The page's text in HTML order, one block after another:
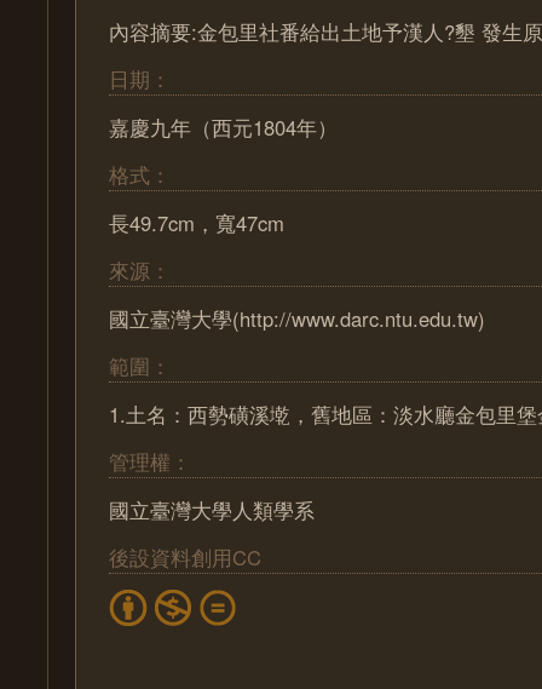
內容摘要:金包里社番給出土地予漢人?墾 發生
日期：
嘉慶九年（西元1804年）
格式：
長49.7cm，寬47cm
來源：
國立臺灣大學(http://www.darc.ntu.edu.tw)
範圍：
1.土名：西勢磺溪墘，舊地區：淡水廳金包里
管理權：
國立臺灣大學人類學系
後設資料創用CC